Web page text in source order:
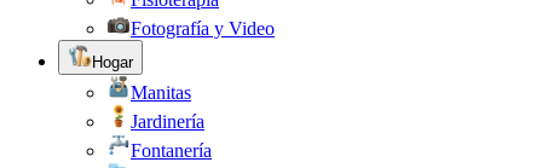
Fotografía y Video
Hogar
Manitas
Jardinería
Fontanería